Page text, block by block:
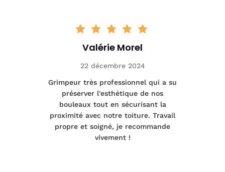
Valérie Morel
22 décembre 2024
Grimpeur très professionnel qui a su
préserver l'esthétique de nos
bouleaux tout en sécurisant la
proximité avec notre toiture. Travail
propre et soigné, je recommande
vivement !